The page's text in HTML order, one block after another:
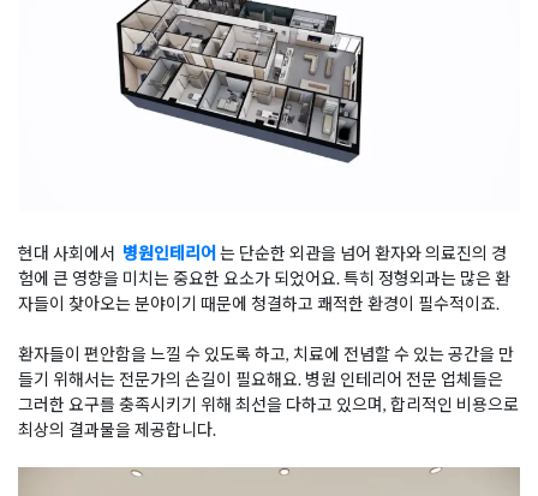
현대 사회에서 병원인테리어 는 단순한 외관을 넘어 환자와 의료진의 경
험에 큰 영향을 미치는 중요한 요소가 되었어요. 특히 정형외과는 많은 환
자들이 찾아오는 분야이기 때문에 청결하고 쾌적한 환경이 필수적이죠.
환자들이 편안함을 느낄 수 있도록 하고, 치료에 전념할 수 있는 공간을 만
들기 위해서는 전문가의 손길이 필요해요. 병원 인테리어 전문 업체들은
그러한 요구를 충족시키기 위해 최선을 다하고 있으며, 합리적인 비용으로
최상의 결과물을 제공합니다.